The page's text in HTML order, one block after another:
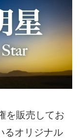
を販売してお
るオリジナル